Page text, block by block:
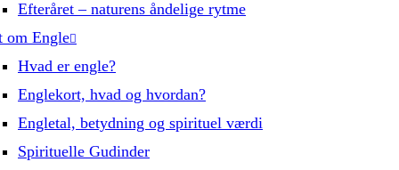
Efteråret – naturens åndelige rytme
om Engle
Hvad er engle?
Englekort, hvad og hvordan?
Engletal, betydning og spirituel værdi
Spirituelle Gudinder